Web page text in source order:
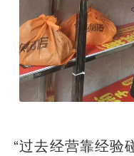
“过去经营靠经验